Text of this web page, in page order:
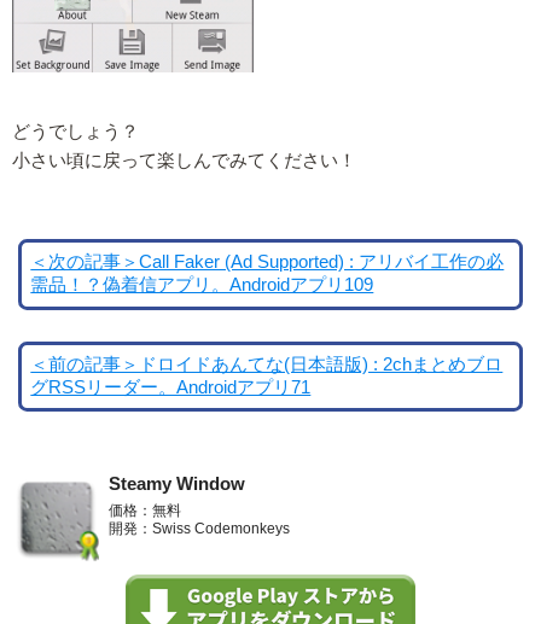
どうでしょう？
小さい頃に戻って楽しんでみてください！
＜次の記事＞Call Faker (Ad Supported) : アリバイ工作の必
需品！？偽着信アプリ。Androidアプリ109
＜前の記事＞ドロイドあんてな(日本語版) : 2chまとめブロ
グRSSリーダー。Androidアプリ71
Steamy Window
価格：無料
開発：Swiss Codemonkeys